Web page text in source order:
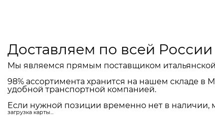
Доставляем по всей России
Мы являемся прямым поставщиком
98% ассортимента хранится на нашем складе в
удобной транспортной компанией.
Если нужной позиции временно нет в наличии,
загрузка карты...